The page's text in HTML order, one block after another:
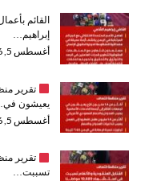
القائم
إبراهيم…
أغسطس 5, 2026
تقرير
يعيشون
أغسطس 5, 2026
تقرير
تسببت…